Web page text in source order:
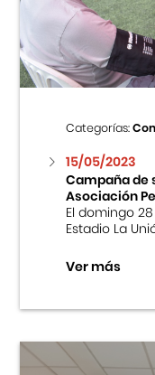
Centro
Cursos
Museo de la
Fondo Editorial
Teatro
Categorías:
15/05/2023
Campaña de
Asociación
El domingo
Estadio La
Ver más